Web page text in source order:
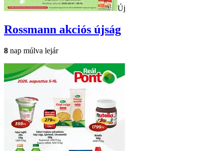
Új
Rossmann akciós újság
8 nap múlva lejár